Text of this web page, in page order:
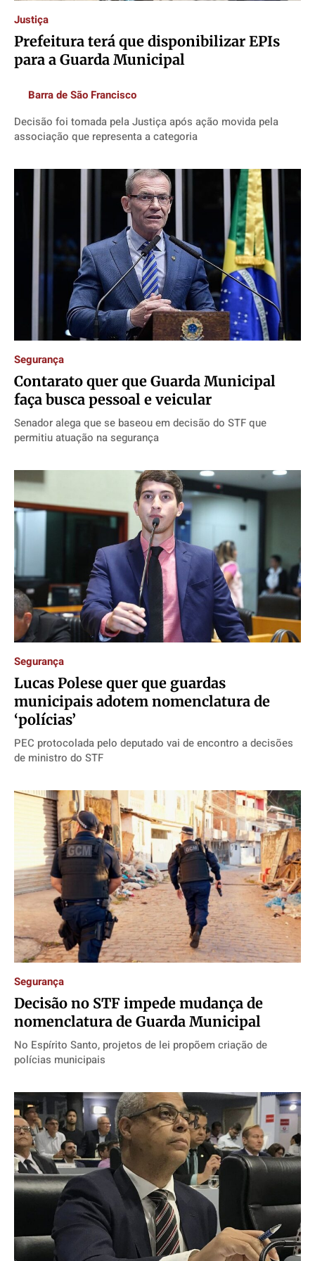
Expediente
Contato
Anuncie
Expediente
Contato
Anuncie
Expediente
Contato
Anuncie
Expediente
Contato
Anuncie
Justiça
Prefeitura terá que disponibilizar EPIs
para a Guarda Municipal
Barra de São Francisco
Decisão foi tomada pela Justiça após ação movida pela
associação que representa a categoria
Segurança
Contarato quer que Guarda Municipal
faça busca pessoal e veicular
Senador alega que se baseou em decisão do STF que
permitiu atuação na segurança
Segurança
Lucas Polese quer que guardas
municipais adotem nomenclatura de
‘polícias’
PEC protocolada pelo deputado vai de encontro a decisões
de ministro do STF
Segurança
Decisão no STF impede mudança de
nomenclatura de Guarda Municipal
No Espírito Santo, projetos de lei propõem criação de
polícias municipais